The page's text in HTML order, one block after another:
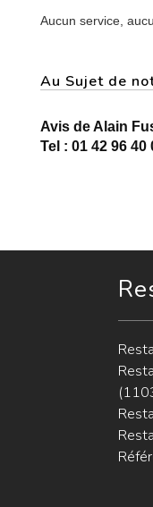
Aucun service,
Au Sujet de
Avis de Alain
Tel : 01 42 96 40